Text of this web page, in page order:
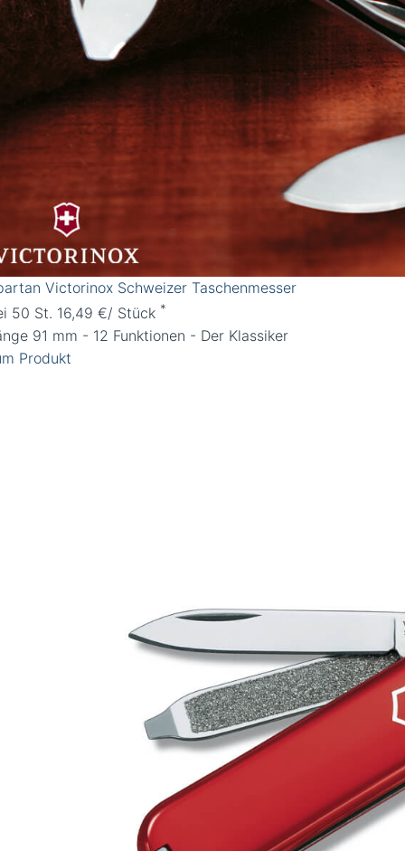
Victorinox Schweizer Taschenmesser
50 St. 16,49 €/ Stück *
91 mm - 12 Funktionen - Der Klassiker
Produkt